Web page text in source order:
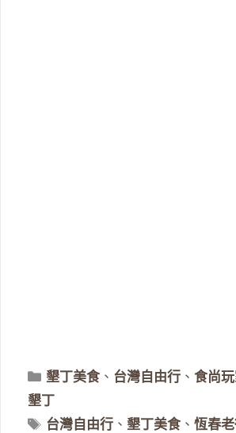
分
類
墾丁美食、 台灣自由行 、食尚
墾丁
標
台灣自由行 、墾丁美食、恆春